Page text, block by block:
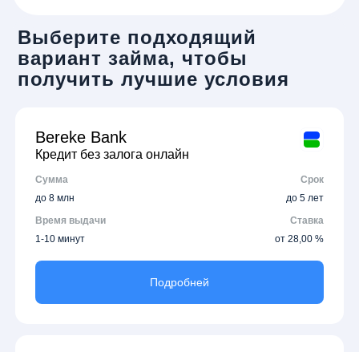
Выберите подходящий
вариант займа, чтобы
получить лучшие условия
Bereke Bank
Кредит без залога онлайн
Сумма
Срок
до 8 млн
до 5 лет
Время выдачи
Ставка
1-10 минут
от 28,00 %
Подробней